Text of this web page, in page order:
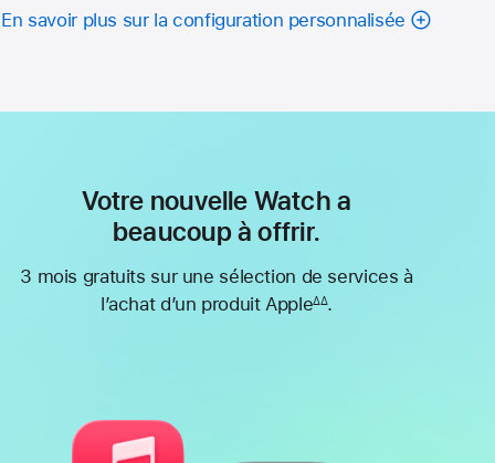
En savoir plus sur la configuration personnalisée
Votre nouvelle Watch a
beaucoup à offrir.
3 mois gratuits sur une sélection de services à
l’achat d’un produit Apple∆∆.